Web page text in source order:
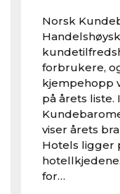
Norsk
forbrukere,
kjempehopp
på årets liste.
viser årets
Hotels ligger
for…